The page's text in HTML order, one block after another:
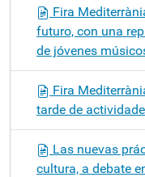
Fira
futuro, con una
de jóvenes
Fira
tarde de
Las nuevas
cultura, a debate